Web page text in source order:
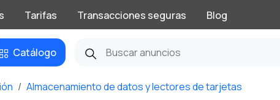
Tarifas Transacciones seguras Blog
Catálogo
Almacenamiento de datos y lectores de tarjetas